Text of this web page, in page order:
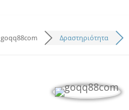
goqq88com Δραστηριότητα